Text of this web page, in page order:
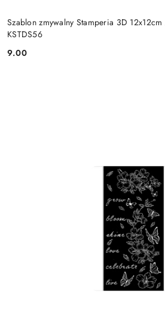
Szablon zmywalny Stamperia 3D
KSTDS56
Cena:
9.00